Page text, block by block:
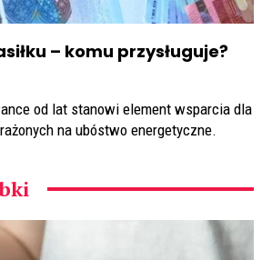
– komu przysługuje?
od lat stanowi element wsparcia dla
na ubóstwo energetyczne.